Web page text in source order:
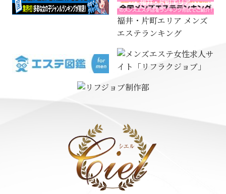
福井・片町エリア メンズ
エステランキング